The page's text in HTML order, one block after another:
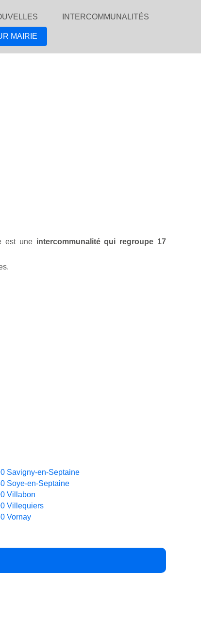
INTERCOMMUNALITÉS
MAIRIE
est une intercommunalité qui regroupe 17
Savigny-en-Septaine
Soye-en-Septaine
Villabon
Villequiers
Vornay